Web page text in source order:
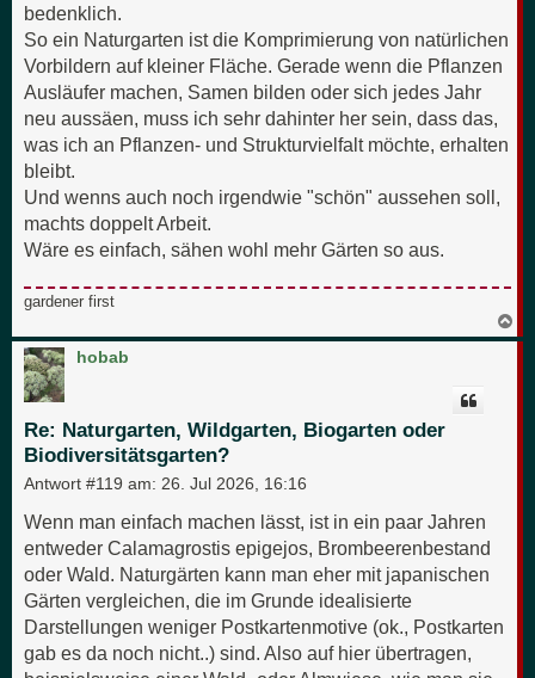
bedenklich.
So ein Naturgarten ist die Komprimierung von natürlichen
Vorbildern auf kleiner Fläche. Gerade wenn die Pflanzen
Ausläufer machen, Samen bilden oder sich jedes Jahr
neu aussäen, muss ich sehr dahinter her sein, dass das,
was ich an Pflanzen- und Strukturvielfalt möchte, erhalten
bleibt.
Und wenns auch noch irgendwie "schön" aussehen soll,
machts doppelt Arbeit.
Wäre es einfach, sähen wohl mehr Gärten so aus.
gardener first
a
hobab
Re: Naturgarten, Wildgarten, Biogarten oder
Biodiversitätsgarten?
Antwort #119 am: 26. Jul 2026, 16:16
Wenn man einfach machen lässt, ist in ein paar Jahren
entweder Calamagrostis epigejos, Brombeerenbestand
oder Wald. Naturgärten kann man eher mit japanischen
Gärten vergleichen, die im Grunde idealisierte
Darstellungen weniger Postkartenmotive (ok., Postkarten
gab es da noch nicht..) sind. Also auf hier übertragen,